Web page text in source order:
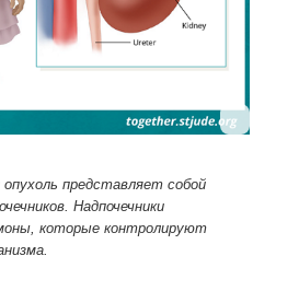
представляет собой
Надпочечники
которые контролируют